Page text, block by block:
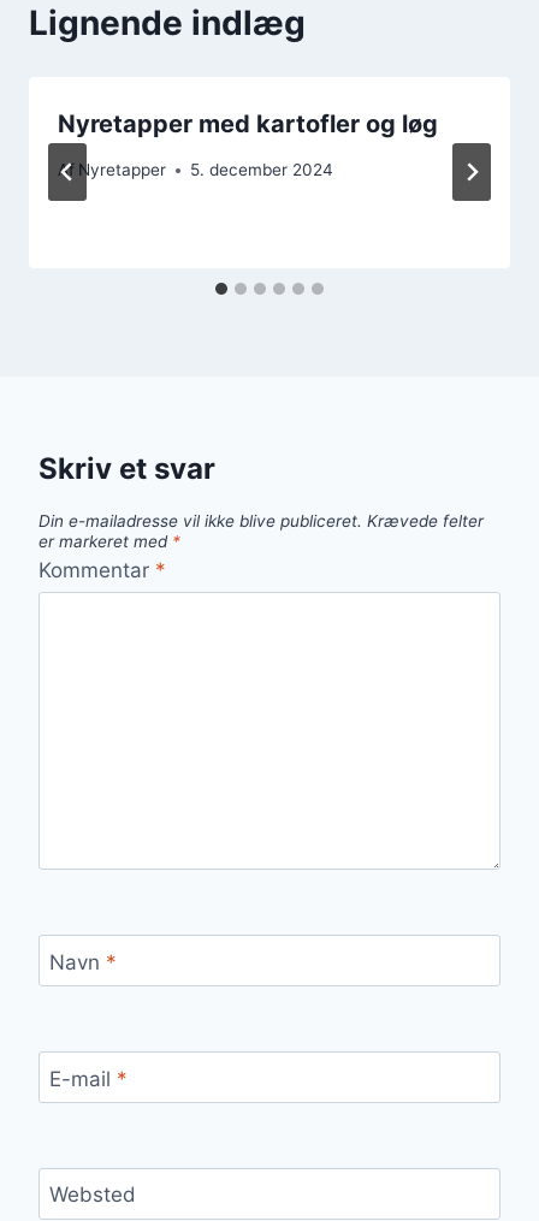
Lignende indlæg
Nyretapper med kartofler og løg
Af Nyretapper 5. december 2024
Skriv et svar
Din e-mailadresse vil ikke blive publiceret. Krævede felter
er markeret med *
Kommentar *
Navn *
E-mail *
Websted